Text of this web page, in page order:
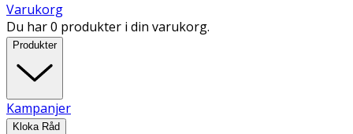
Varukorg
Du har 0 produkter i din varukorg.
Produkter
Kampanjer
Kloka Råd